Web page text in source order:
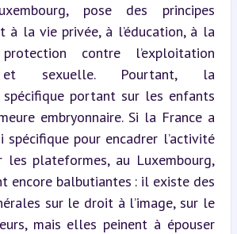
pose des principes
à la vie privée, à l’éducation, à la
contre l’exploitation
et sexuelle. Pourtant, la
portant sur les enfants
embryonnaire. Si la France a
pour encadrer l’activité
les plateformes, au Luxembourg,
encore balbutiantes : il existe des
sur le droit à l’image, sur le
mais elles peinent à épouser